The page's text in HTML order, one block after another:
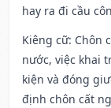
hay ra đi cầu
Kiêng cữ: Chôn
nước, việc khai
kiện và đóng
định chôn cất